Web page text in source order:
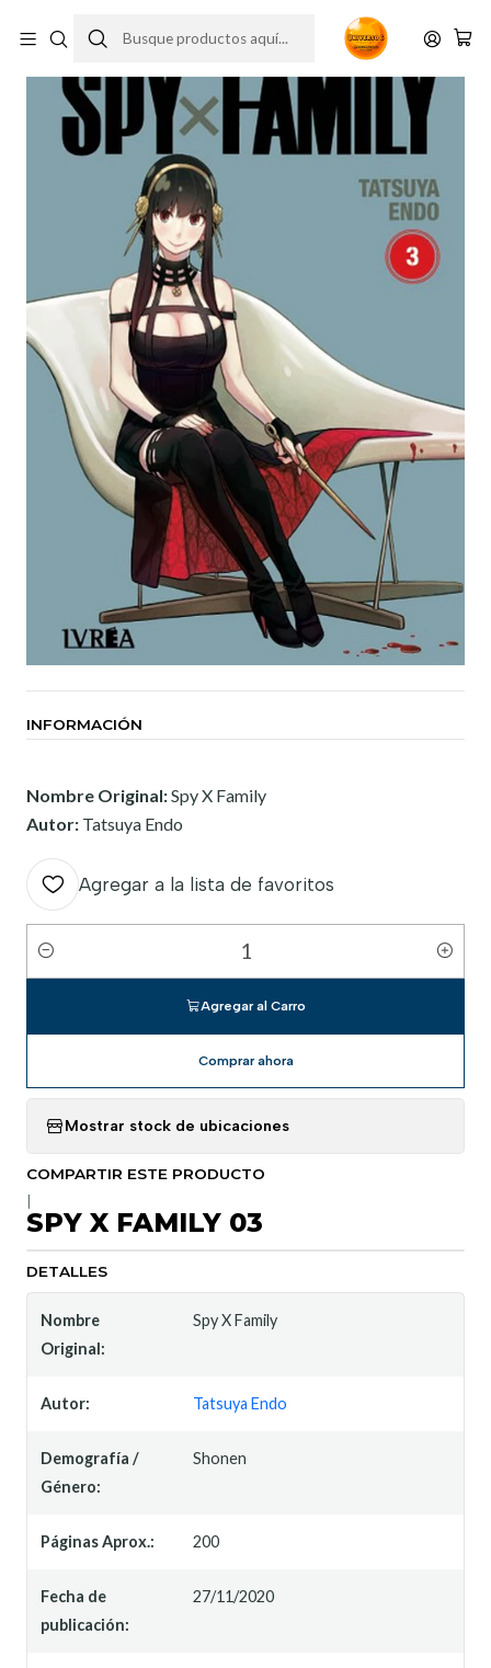
INFORMACIÓN
Nombre Original:Spy X Family
Autor: Tatsuya Endo
Agregar a la lista de favoritos
Cantidad
Agregar al Carro
Comprar ahora
Mostrar stock de ubicaciones
COMPARTIR ESTE PRODUCTO
SPY X FAMILY 03
DETALLES
Nombre
Original:
Spy X Family
Autor: Tatsuya Endo
Demografía /
Género:
Shonen
Páginas Aprox.: 200
Fecha de
publicación:
27/11/2020